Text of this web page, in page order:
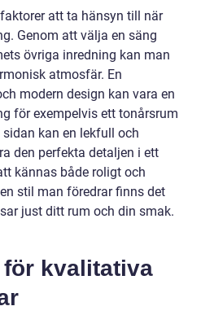
att ta hänsyn till när
Genom att välja en säng
övriga inredning kan man
atmosfär. En
modern design kan vara en
för exempelvis ett tonårsrum
kan en lekfull och
den perfekta detaljen i ett
kännas både roligt och
stil man föredrar finns det
just ditt rum och din smak.
kvalitativa